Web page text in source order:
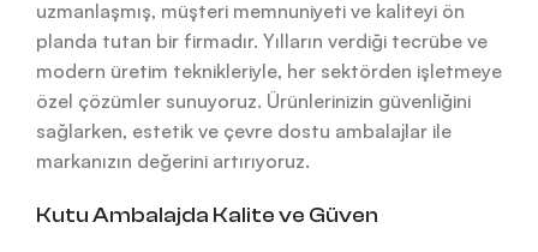
uzmanlaşmış, müşteri memnuniyeti ve kaliteyi ön
planda tutan bir firmadır. Yılların verdiği tecrübe ve
modern üretim teknikleriyle, her sektörden işletmeye
özel çözümler sunuyoruz. Ürünlerinizin güvenliğini
sağlarken, estetik ve çevre dostu ambalajlar ile
markanızın değerini artırıyoruz.
Kutu Ambalajda Kalite ve Güven